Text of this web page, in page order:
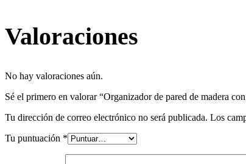
Valoraciones
No hay valoraciones aún.
Sé el primero en valorar “Organizador de pared de madera
Tu dirección de correo electrónico no será publicada. Los
Tu puntuación *